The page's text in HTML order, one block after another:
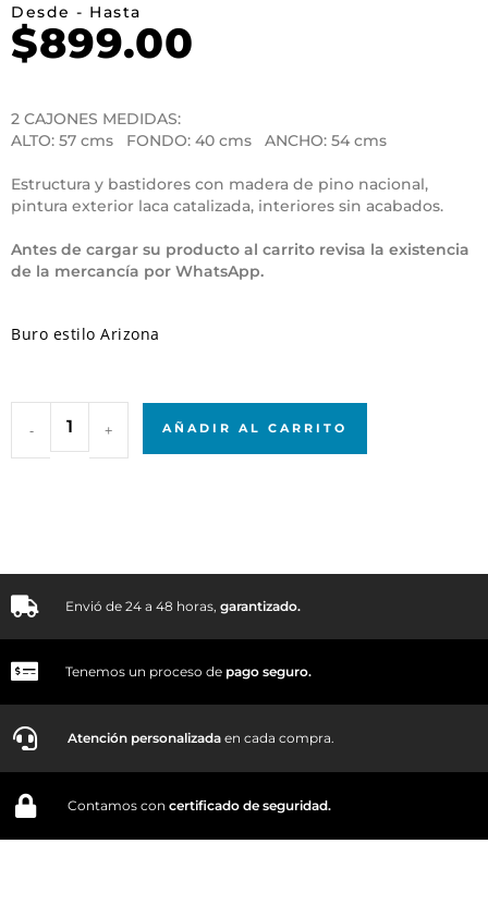
Desde - Hasta
$899.00
2 CAJONES MEDIDAS:
ALTO: 57 cms FONDO: 40 cms ANCHO: 54 cms
Estructura y bastidores con madera de pino nacional,
pintura exterior laca catalizada, interiores sin acabados.
Antes de cargar su producto al carrito revisa la existencia
de la mercancía por WhatsApp.
Buro estilo Arizona
- + AÑADIR AL CARRITO
Envió de 24 a 48 horas, garantizado.
Tenemos un proceso de pago seguro.
Atención personalizada en cada compra.
Contamos con certificado de seguridad.